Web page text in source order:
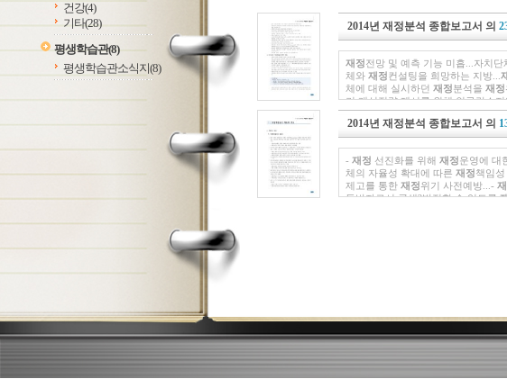
건강(4)
기타(28)
평생학습관(8)
평생학습관소식지(8)
2014년 재정분석 종합보고서 의
재정전망 및 예측 기능 미흡...자치
체와재정컨설팅을 희망하는 지방...
체에 대해 실시하던재정분석을재정
기 개선전략 제시를 위해 인구감소
분석을재정위기사전경보시스템으
운...-재정분석지표 추가 및 산정방
정운영 방향 및재정운...세 반영)을
을재정위기사전경보시스템으로...ㆍ
2014년 재정분석 종합보고서 의
-재정 선진화를 위해재정운영에 대
체의 자율성 확대에 따른재정책임
제고를 통한재정위기 사전예방...-
동반자로서 공생?발전할 수 있도록